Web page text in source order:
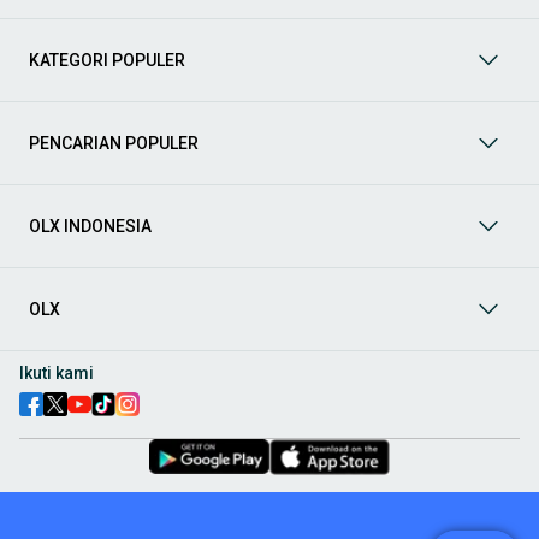
berbagai jenis mobil baru maupun bekas dengan kondisi
Aksesoris Mobil: Lengkapi tampilan dan fungsionalitas mobil
aksesoris interior seperti sarung jok dan karpet, hingga
berbagai pilihan
, speaker, amplifier, subwoofer,
ingin meningkatkan kualitas suara dalam kabin
Spare Part Mobil
part mobiloriginal dan berkualitas dari OLX! Temukan
berbagai komponen penting mulai dari filter oli, kampas rem,
velg dan ban mobilterbaik di
KATEGORI POPULER
PENCARIAN POPULER
OLX INDONESIA
OLX
Ikuti kami